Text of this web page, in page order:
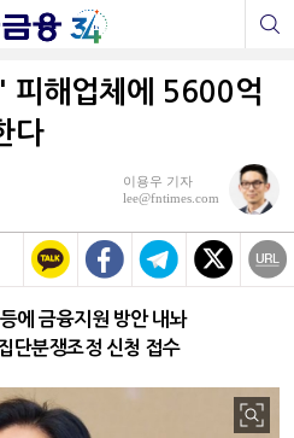
피해업체에 5600억
다
이용우 기자
lee@fntimes.com
에 금융지원 방안 내놔
단분쟁조정 신청 접수